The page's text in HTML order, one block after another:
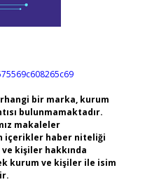
bir marka, kurum
bulunmamaktadır.
makaleler
içerikler haber niteliği
kişiler hakkında
kurum ve kişiler ile isim